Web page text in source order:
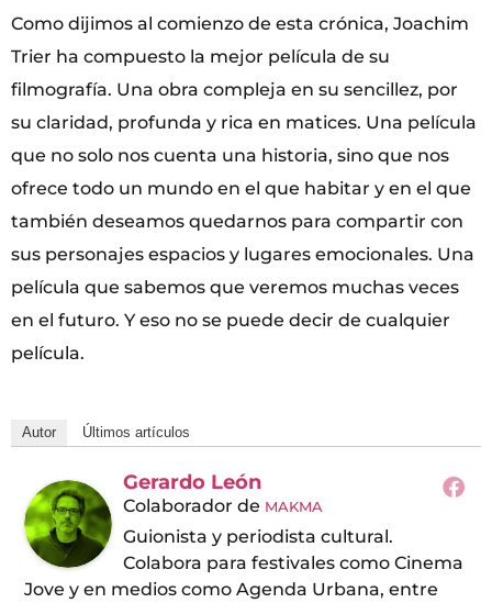
Como dijimos al comienzo de esta crónica, Joachim
Trier ha compuesto la mejor película de su
filmografía. Una obra compleja en su sencillez, por
su claridad, profunda y rica en matices. Una película
que no solo nos cuenta una historia, sino que nos
ofrece todo un mundo en el que habitar y en el que
también deseamos quedarnos para compartir con
sus personajes espacios y lugares emocionales. Una
película que sabemos que veremos muchas veces
en el futuro. Y eso no se puede decir de cualquier
película.
Autor Últimos artículos
Gerardo León
Colaborador de MAKMA
Guionista y periodista cultural.
Colabora para festivales como Cinema
Jove y en medios como Agenda Urbana, entre